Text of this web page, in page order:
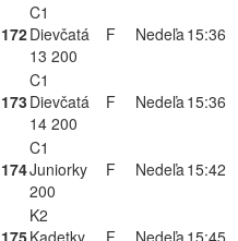
172
C1
Dievčatá
13 200
F Nedeľa15:36
173
C1
Dievčatá
14 200
F Nedeľa15:36
174
C1
Juniorky
200
F Nedeľa15:42
175
K2
Kadetky
F Nedeľa 15:45